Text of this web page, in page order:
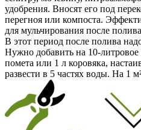
удобрения. Вносят его под
перегноя или компоста.
для мульчирования после
В этот период после полива
Нужно добавить на 10-литровое
помета или 1 л коровяка,
развести в 5 частях воды. На 1